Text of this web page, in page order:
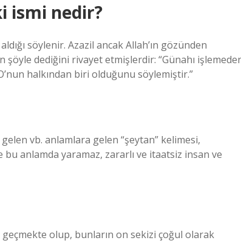
ismi nedir?
söylenir. Azazil ancak Allah’ın gözünden
dediğini rivayet etmişlerdir: “Günahı
halkından biri olduğunu söylemiştir.”
vb. anlamlara gelen “şeytan” kelimesi,
anlamda yaramaz, zararlı ve itaatsiz insan ve
geçmekte olup, bunların on sekizi çoğul olarak